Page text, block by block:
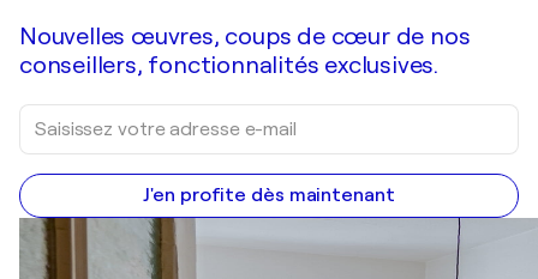
Nouvelles œuvres, coups de cœur de nos
conseillers, fonctionnalités exclusives.
J'en profite dès maintenant